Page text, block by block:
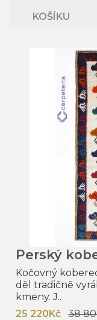
KOŠÍKU
Perský
Kočovný
děl tradičně
kmeny. J..
25 220Kč
38